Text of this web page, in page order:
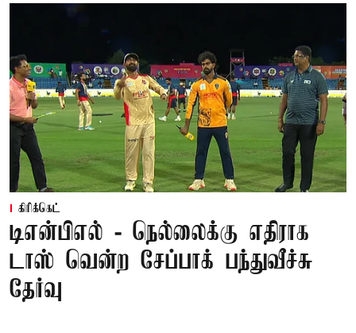
கிரிக்கெட்
டிஎன்பிஎல் - நெல்லைக்கு எதிராக
டாஸ் வென்ற சேப்பாக் பந்துவீச்சு
தேர்வு